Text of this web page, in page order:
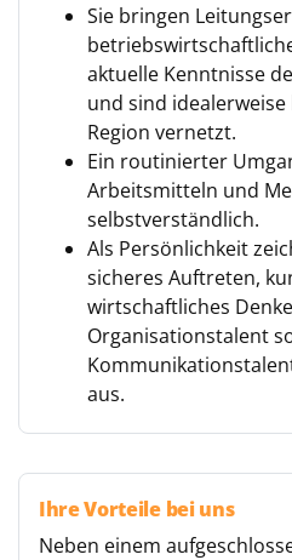
Sie bringen
aktuelle Kenntnisse
und sind
Region vernetzt.
Ein routinierter
Arbeitsmitteln und
selbstverständlich.
Als Persönlichkeit
sicheres Auftreten,
wirtschaftliches
Organisationstalent
aus.
Ihre Vorteile bei uns
Neben einem